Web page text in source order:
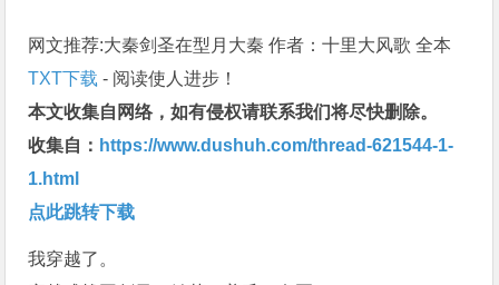
网文推荐:大秦剑圣在型月大秦 作者：十里大风歌 全本
TXT下载 - 阅读使人进步！
本文收集自网络，如有侵权请联系我们将尽快删除。
收集自： https://www.dushuh.com/thread-621544-1-
1.html
点此跳转下载
我穿越了。